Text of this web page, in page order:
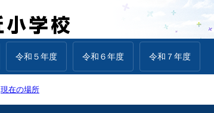
令和５年度 令和６年度 令和７年度
現在の場所